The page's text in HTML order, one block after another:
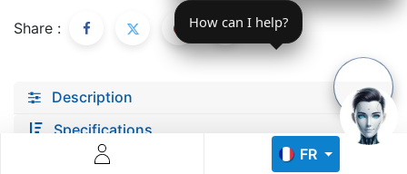
FR
Share :
Description
Specifications
documents
Scalabil de la 1 robot la zeci de unități
How can I help?